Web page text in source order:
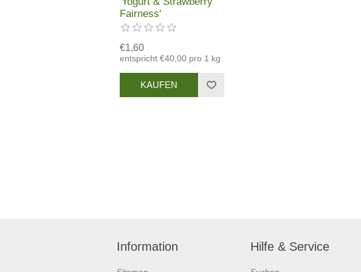
Fairness'
€1,60
entspricht €40,00 pro 1 kg
Information Hilfe & Service